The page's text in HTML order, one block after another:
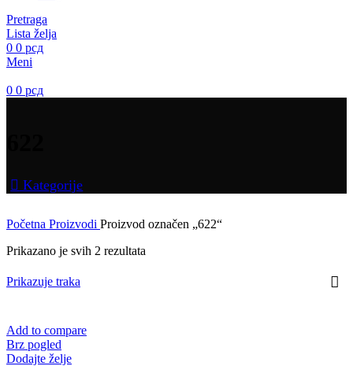
Pretraga
Lista želja
0 0 рсд
Meni
0 0 рсд
Kategorije
Početna Proizvodi Proizvod označen „622“
Prikazano je svih 2 rezultata
Prikazuje traka
Add to compare
Brz pogled
Dodajte želje